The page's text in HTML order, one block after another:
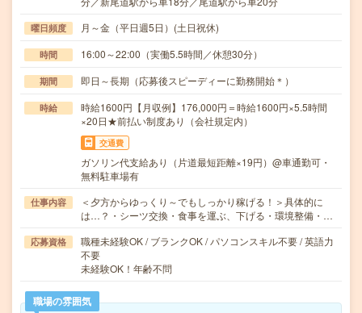
曜日頻度 月～金（平日週5日）(土日祝休)
時間 16:00～22:00（実働5.5時間／休憩30分）
期間 即日～長期（応募後スピーディーに勤務開始＊）
時給
時給1600円【月収例】176,000円＝時給1600円×5.5時間
×20日★前払い制度あり（会社規定内）
交通費
ガソリン代支給あり（片道最短距離×19円）@車通勤可・
無料駐車場有
仕事内容
＜夕方からゆっくり～でもしっかり稼げる！＞具体的に
は…？・シーツ交換・食事を運ぶ、下げる・環境整備・…
応募資格
職種未経験OK / ブランクOK / パソコンスキル不要 / 英語力
不要
未経験OK！年齢不問
職場の雰囲気